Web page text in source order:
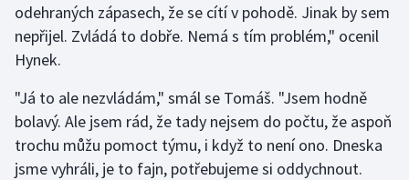
odehraných zápasech, že se cítí v pohodě. Jinak by sem
nepřijel. Zvládá to dobře. Nemá s tím problém," ocenil
Hynek.
"Já to ale nezvládám," smál se Tomáš. "Jsem hodně
bolavý. Ale jsem rád, že tady nejsem do počtu, že aspoň
trochu můžu pomoct týmu, i když to není ono. Dneska
jsme vyhráli, je to fajn, potřebujeme si oddychnout.